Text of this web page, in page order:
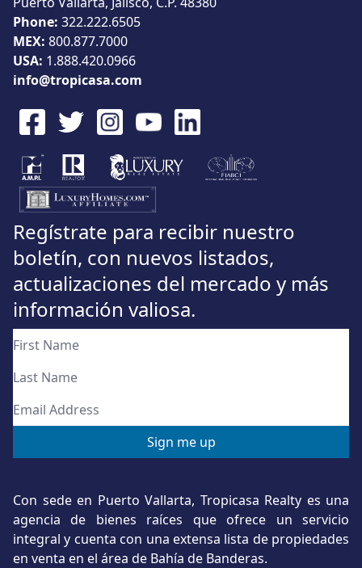
Pie de Playa Buscar usando:
USD
Phone: 322.222.6505
MEX: 800.877.7000
USA: 1.888.420.0966
info@tropicasa.com
Regístrate para recibir nuestro
boletín, con nuevos listados,
actualizaciones del mercado y más
información valiosa.
Con sede en Puerto Vallarta, Tropicasa Realty es una
agencia de bienes raíces que ofrece un servicio
integral y cuenta con una extensa lista de propiedades
en venta en el área de Bahía de Banderas.